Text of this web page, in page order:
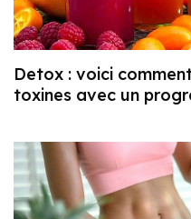
Detox : voici
toxines avec un